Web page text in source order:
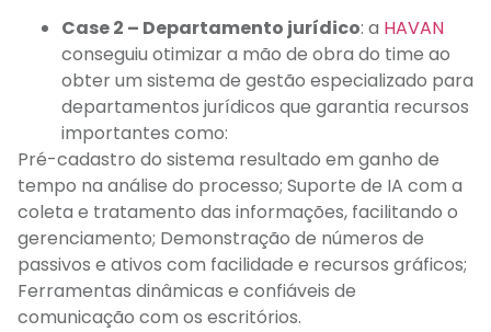
Case 2 – Departamento jurídico: a HAVAN
conseguiu otimizar a mão de obra do time ao
obter um sistema de gestão especializado para
departamentos jurídicos que garantia recursos
importantes como:
Pré-cadastro do sistema resultado em ganho de
tempo na análise do processo; Suporte de IA com a
coleta e tratamento das informações, facilitando o
gerenciamento; Demonstração de números de
passivos e ativos com facilidade e recursos gráficos;
Ferramentas dinâmicas e confiáveis de
comunicação com os escritórios.